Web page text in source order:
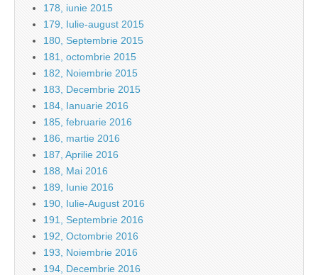
178, iunie 2015
179, Iulie-august 2015
180, Septembrie 2015
181, octombrie 2015
182, Noiembrie 2015
183, Decembrie 2015
184, Ianuarie 2016
185, februarie 2016
186, martie 2016
187, Aprilie 2016
188, Mai 2016
189, Iunie 2016
190, Iulie-August 2016
191, Septembrie 2016
192, Octombrie 2016
193, Noiembrie 2016
194, Decembrie 2016